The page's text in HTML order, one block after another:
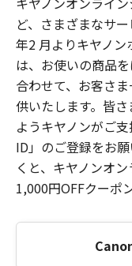
ど、さまざまなサ
年2 月よりキヤノ
は、お使いの商品
合わせて、お客さ
供いたします。皆
ようキヤノンがご
ID」のご登録をお
くと、キヤノンオ
1,000円OFFクーポ